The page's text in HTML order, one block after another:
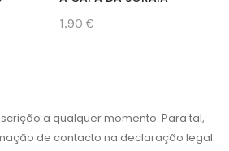
1,90 €
a qualquer momento. Para tal,
de contacto na declaração legal.